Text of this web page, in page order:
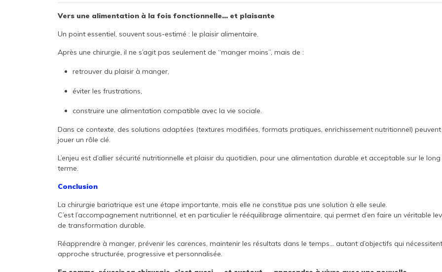
Vers une alimentation à la fois fonctionnelle… et plaisante
Un point essentiel, souvent sous-estimé : le plaisir alimentaire.
Après une chirurgie, il ne s’agit pas seulement de “manger moins”, mais de :
retrouver du plaisir à manger,
éviter les frustrations,
construire une alimentation compatible avec la vie sociale.
Dans ce contexte, des solutions adaptées (textures modifiées, formats pratiques, enrichissement nutritionnel) peuvent
jouer un rôle clé.
L’enjeu est d’allier sécurité nutritionnelle et plaisir du quotidien, pour une alimentation durable et acceptable sur le long
terme.
Conclusion
La chirurgie bariatrique est une étape importante, mais elle ne constitue pas une solution à elle seule.
C’est l’accompagnement nutritionnel, et en particulier le rééquilibrage alimentaire, qui permet d’en faire un véritable
de transformation durable.
Réapprendre à manger, prévenir les carences, maintenir les résultats dans le temps… autant d’objectifs qui
approche structurée, progressive et personnalisée.